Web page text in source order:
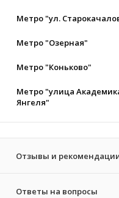
Метро "ул.
Метро "Озерная"
Метро "Коньково"
Метро "улица
Янгеля"
Отзывы и
Ответы на вопросы